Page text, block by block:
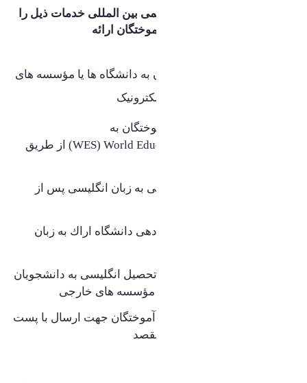
مدیریت همکاری‌های علمی بین المللی خدمات ذیل را
به دانشجویان و دانش آموختگان ارائه
ارسال مدارک دانش آموختگان به دانشگاه ها یا مؤسسه های
خارج از ایران از طریق پست الکترونیک
ارسال مدارک دانش آموختگان به
(WES) World Education Service از طریق
ارائه نامه دانش آموختگی به زبان انگلیسی پس از
ارائه نامه سیستم نمره دهی دانشگاه اراك به زبان
ارائه گواهی اشتغال به تحصیل انگلیسی به دانشجویان
جهت ارائه به سفارت و مؤسسه های خارجی
مهروموم مدارک دانش آموختگان جهت ارسال با پست
به دانشگاه یا مؤسسه مقصد